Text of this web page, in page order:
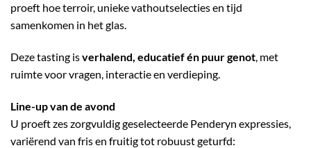
proeft hoe terroir, unieke vathoutselecties en tijd
samenkomen in het glas.
Deze tasting isverhalend, educatief én puur genot, met
ruimte voor vragen, interactie en verdieping.
Line-up van de avond
U proeft zes zorgvuldig geselecteerde Penderyn expressies,
variërend van fris en fruitig tot robuust geturfd: